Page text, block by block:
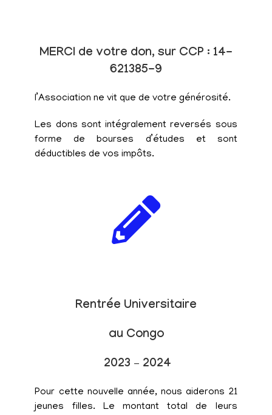
MERCI de votre don, sur CCP : 14-
621385-9
l’Association ne vit que de votre générosité.
Les dons sont intégralement reversés sous
forme de bourses d’études et sont
déductibles de vos impôts.
Rentrée Universitaire
au Congo
2023 – 2024
Pour cette nouvelle année, nous aiderons 21
jeunes filles. Le montant total de leurs